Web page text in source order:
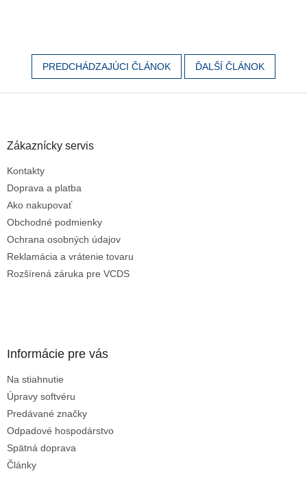
PREDCHÁDZAJÚCI ČLÁNOK ĎALŠÍ ČLÁNOK
Zákaznícky servis
Kontakty
Doprava a platba
Ako nakupovať
Obchodné podmienky
Ochrana osobných údajov
Reklamácia a vrátenie tovaru
Rozšírená záruka pre VCDS
Informácie pre vás
Na stiahnutie
Úpravy softvéru
Predávané značky
Odpadové hospodárstvo
Spätná doprava
Články